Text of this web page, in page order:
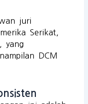
juri
Serikat,
yang
DCM